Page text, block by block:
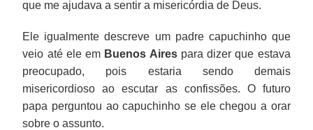
que me ajudava a sentir a misericórdia de Deus.
Ele igualmente descreve um padre capuchinho que
veio até ele em Buenos Airespara dizer que estava
preocupado, pois estaria sendo demais
misericordioso ao escutar as confissões. O futuro
papa perguntou ao capuchinho se ele chegou a orar
sobre o assunto.